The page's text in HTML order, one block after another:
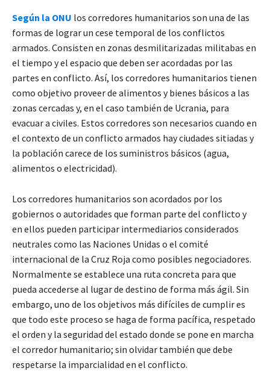
Según la ONU los corredores humanitarios son una de las
formas de lograr un cese temporal de los conflictos
armados. Consisten en zonas desmilitarizadas militabas en
el tiempo y el espacio que deben ser acordadas por las
partes en conflicto. Así, los corredores humanitarios tienen
como objetivo proveer de alimentos y bienes básicos a las
zonas cercadas y, en el caso también de Ucrania, para
evacuar a civiles. Estos corredores son necesarios cuando en
el contexto de un conflicto armados hay ciudades sitiadas y
la población carece de los suministros básicos (agua,
alimentos o electricidad).
Los corredores humanitarios son acordados por los
gobiernos o autoridades que forman parte del conflicto y
en ellos pueden participar intermediarios considerados
neutrales como las Naciones Unidas o el comité
internacional de la Cruz Roja como posibles negociadores.
Normalmente se establece una ruta concreta para que
pueda accederse al lugar de destino de forma más ágil. Sin
embargo, uno de los objetivos más difíciles de cumplir es
que todo este proceso se haga de forma pacífica, respetado
el orden y la seguridad del estado donde se pone en marcha
el corredor humanitario; sin olvidar también que debe
respetarse la imparcialidad en el conflicto.